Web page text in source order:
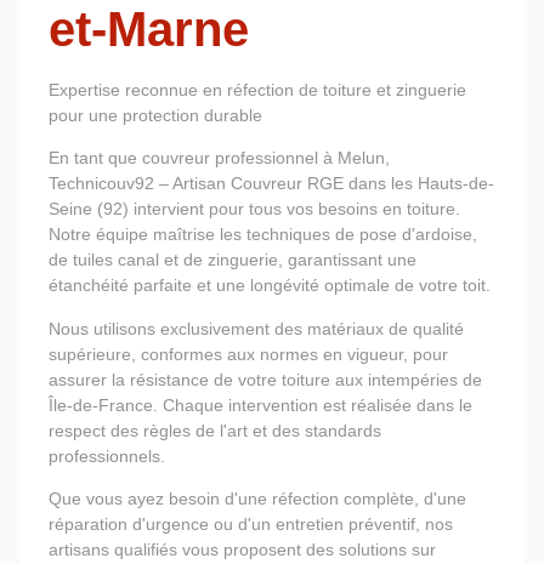
et-Marne
Expertise reconnue en réfection de toiture et zinguerie
pour une protection durable
En tant que couvreur professionnel à Melun,
Technicouv92 – Artisan Couvreur RGE dans les Hauts-de-
Seine (92) intervient pour tous vos besoins en toiture.
Notre équipe maîtrise les techniques de pose d'ardoise,
de tuiles canal et de zinguerie, garantissant une
étanchéité parfaite et une longévité optimale de votre toit.
Nous utilisons exclusivement des matériaux de qualité
supérieure, conformes aux normes en vigueur, pour
assurer la résistance de votre toiture aux intempéries de
Île-de-France. Chaque intervention est réalisée dans le
respect des règles de l'art et des standards
professionnels.
Que vous ayez besoin d'une réfection complète, d'une
réparation d'urgence ou d'un entretien préventif, nos
artisans qualifiés vous proposent des solutions sur